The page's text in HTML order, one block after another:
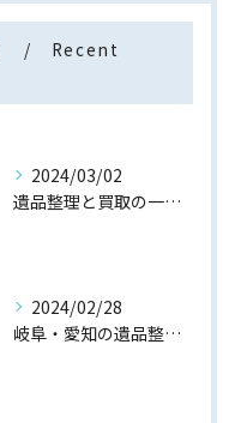
Recent
2024/03/02
遺品整理と買取の一石二鳥
2024/02/28
岐阜・愛知の遺品整理と買取専門店【査定士が高額買取】